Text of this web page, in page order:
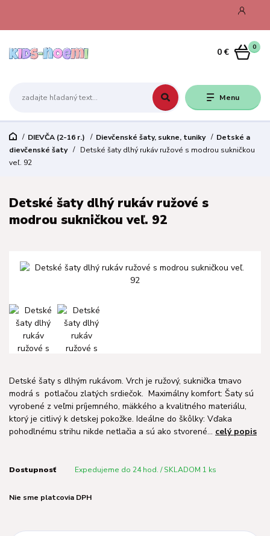
Menu
0
0 €
DIEVČA (2-16 r.) Dievčenské šaty, sukne, tuniky
Detské a
dievčenské šaty
Detské šaty dlhý rukáv ružové s modrou sukničkou
veľ. 92
Detské šaty dlhý rukáv ružové s
modrou sukničkou veľ. 92
Detské šaty s dlhým rukávom. Vrch je ružový, suknička tmavo
modrá s potlačou zlatých srdiečok. Maximálny komfort: Šaty sú
vyrobené z veľmi príjemného, mäkkého a kvalitného materiálu,
ktorý je citlivý k detskej pokožke. Ideálne do škôlky: Vďaka
pohodlnému strihu nikde netlačia a sú ako stvorené... celý popis
Dostupnosť Expedujeme do 24 hod. / SKLADOM 1 ks
Nie sme platcovia DPH